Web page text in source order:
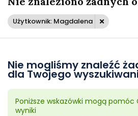
Użytkownik: Magdalena
Nie mogliśmy znaleźć
dla Twojego
Poniższe wskazówki mogą pomóc
wyniki